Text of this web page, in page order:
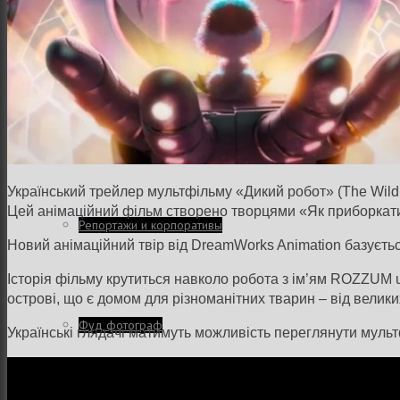
Интерьер и архитектура
Фотосессии и каталоги
Репортажи и корпоративы
Фуд фотограф
Український трейлер мультфільму «Дикий робот» (The
Цей анімаційний фільм створено творцями «Як
Новий анімаційний твір від DreamWorks Animation
Історія фільму крутиться навколо робота з ім’ям
острові, що є домом для різноманітних тварин – від великих
Українські глядачі матимуть можливість переглянути